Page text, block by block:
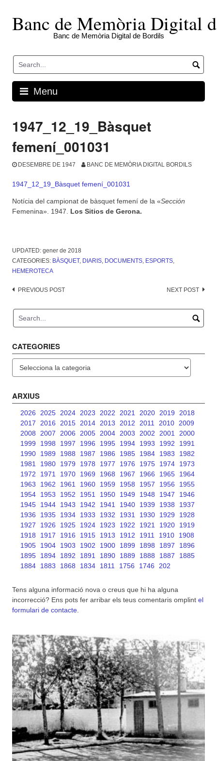
contentBanc de Memòria Digital
Banc de Memòria Digital de Bordils
Menu
1947_12_19_Bàsquet
femení_001031
DESEMBRE DE 1947 BANC DE MEMÒRIA DIGITAL BORDILS
1947_12_19_Bàsquet femení_001031
Notícia del campionat de bàsquet femení de la «Sección
Femenina». 1947. Los Sitios de Gerona.
UPDATED: gener de 2018
CATEGORIES: BÀSQUET, DIARIS, DOCUMENTS, ESPORTS,
HEMEROTECA
Post
PREVIOUS POST NEXT POST
CATEGORIES
ARXIUS
2026 2025 2024 2023 2022 2021 2020 2019
2018
2017
2016 2015 2014 2013 2012 2011 2010 2009
2008
2007 2006 2005 2004 2003 2002 2001
2000
1999
1998 1997 1996 1995 1994 1993 1992
1991
1990
1989 1988 1987 1986 1985 1984 1983
1982
1981
1980 1979 1978 1977 1976 1975 1974
1973
1972
1971 1970 1969 1968 1967 1966 1965
1964
1963
1962 1961 1960 1959 1958 1957 1956
1955
1954
1953 1952 1951 1950 1949 1948 1947
1946
1945
1944 1943 1942 1941 1940 1939 1938
1937
1936
1935 1934 1933 1932 1931 1930 1929
1928
1927
1926 1925 1924 1923 1922 1921 1920
1919
1918
1917 1916 1915 1913 1912 1911 1910
1908
1905
1904 1903 1902 1900 1899 1898 1897
1896
1895
1894 1892 1891 1890 1889 1888 1887
1885
1884
1883 1868 1834 1811 1756 1746 202
Tens alguna informació nova o creus que hi ha alguna
incorrecció? Ens pots fer arribar els teus comentaris omplint el
formulari de contacte.